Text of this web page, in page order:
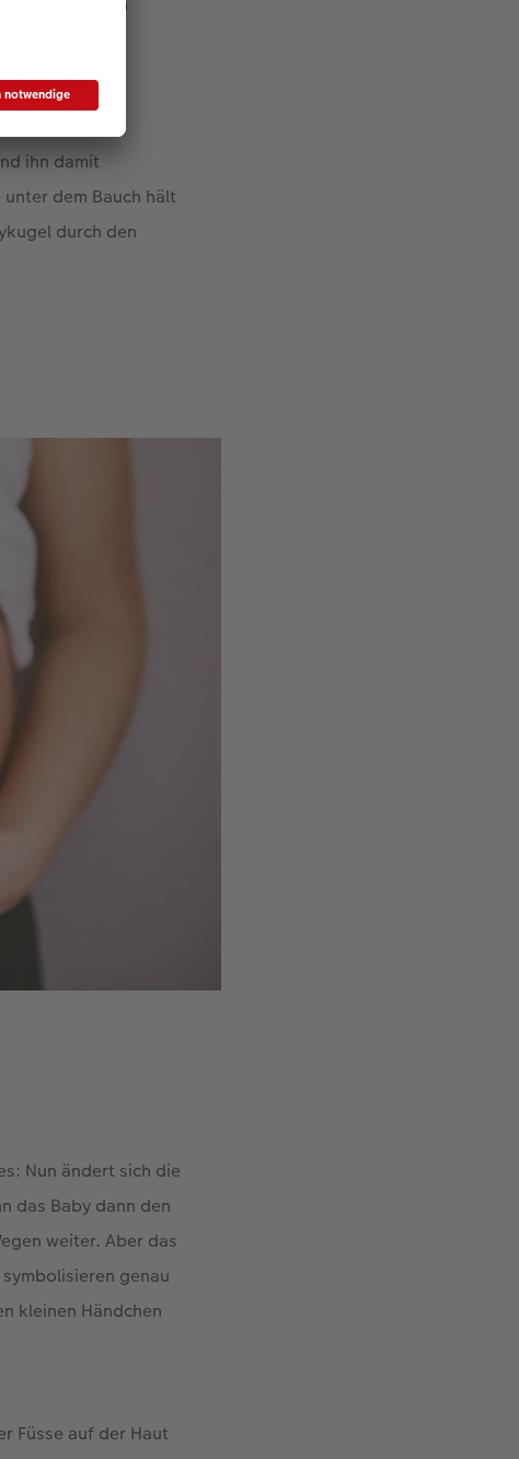
eigenen
ihn damit
dem Bauch hält
durch den
Nun ändert sich die
das Baby dann den
weiter. Aber das
genau
kleinen Händchen
Füsse auf der Haut